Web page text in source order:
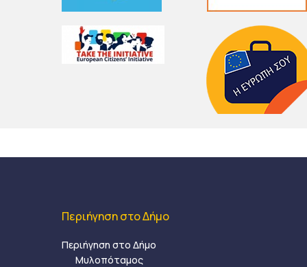
Περιήγηση στο Δήμο
Περιήγηση στο Δήμο
Μυλοπόταμος